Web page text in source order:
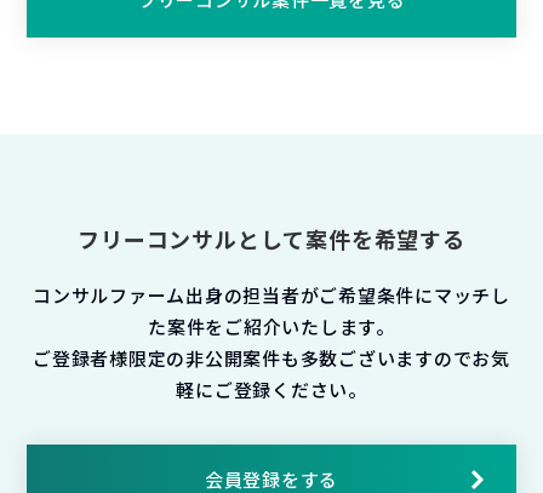
フリーコンサルとして案件を希望する
コンサルファーム出身の担当者がご希望条件にマッチし
た案件をご紹介いたします。
ご登録者様限定の非公開案件も多数ございますのでお気
軽にご登録ください。
会員登録をする